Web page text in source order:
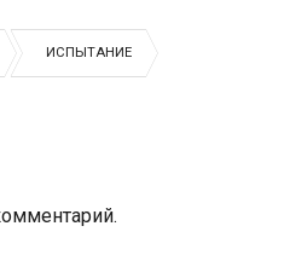
ИСПЫТАНИЕ